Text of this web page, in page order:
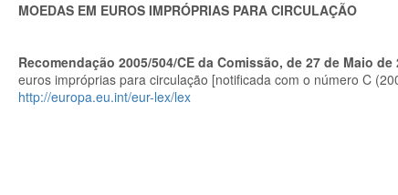
MOEDAS EM EUROS IMPRÓPRIAS PARA CIRCULAÇÃO
Recomendação 2005/504/CE da Comissão, de 27 de Maio de
euros impróprias para circulação [notificada com o número C
http://europa.eu.int/eur-lex/lex